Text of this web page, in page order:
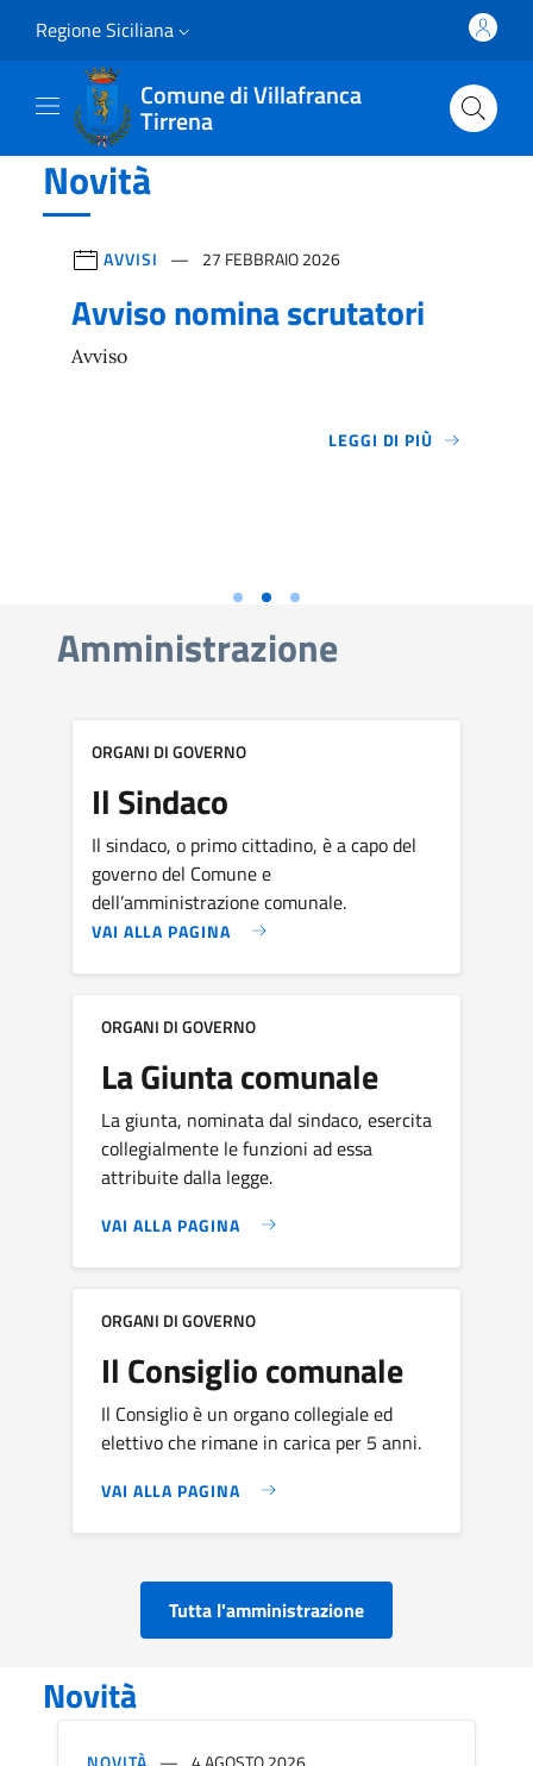
Regione Siciliana
Comune di Villafranca
Tirrena
Novità
AVVISI 27 FEBBRAIO 2026
Avviso nomina scrutatori
Avviso
LEGGI DI PIÙ
Amministrazione
ORGANI DI GOVERNO
Il Sindaco
Il sindaco, o primo cittadino, è a capo del
governo del Comune e
dell’amministrazione comunale.
VAI ALLA PAGINA
ORGANI DI GOVERNO
La Giunta comunale
La giunta, nominata dal sindaco, esercita
collegialmente le funzioni ad essa
attribuite dalla legge.
VAI ALLA PAGINA
ORGANI DI GOVERNO
Il Consiglio comunale
Il Consiglio è un organo collegiale ed
elettivo che rimane in carica per 5 anni.
VAI ALLA PAGINA
Tutta l'amministrazione
Novità